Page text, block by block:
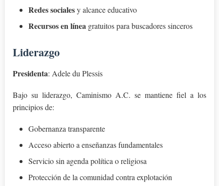
Redes socialesy alcance educativo
Recursos en línea gratuitos para buscadores sinceros
Liderazgo
Presidenta: Adele du Plessis
Bajo su liderazgo, Caminismo A.C. se mantiene fiel a los
principios de:
Gobernanza transparente
Acceso abierto a enseñanzas fundamentales
Servicio sin agenda política o religiosa
Protección de la comunidad contra explotación